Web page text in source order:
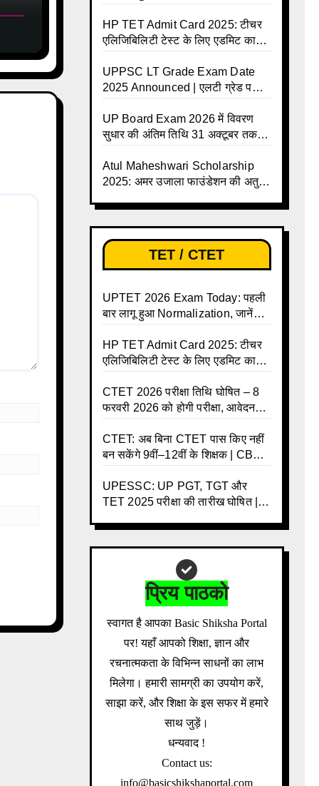
क्या होगा फायदा
HP TET Admit Card 2025: टीचर
एलिजिबिलिटी टेस्ट के लिए एडमिट कार्ड
UPPSC LT Grade Exam Date
2025 Announced | एलटी ग्रेड परीक्षा
जानिए पूरा टाइम टेबल
UP Board Exam 2026 में विवरण
सुधार की अंतिम तिथि 31 अक्टूबर तक
Atul Maheshwari Scholarship
2025: अमर उजाला फाउंडेशन की अतुल
ऑनलाइन आवेदन प्रक्रिया शुरू
TET / CTET
UPTET 2026 Exam Today: पहली
बार लागू हुआ Normalization, जानें
क्या होगा फायदा
HP TET Admit Card 2025: टीचर
एलिजिबिलिटी टेस्ट के लिए एडमिट कार्ड
CTET 2026 परीक्षा तिथि घोषित – 8
फरवरी 2026 को होगी परीक्षा, आवेदन
CTET: अब बिना CTET पास किए नहीं
बन सकेंगे 9वीं–12वीं के शिक्षक | CBSE
UPESSC: UP PGT, TGT और
TET 2025 परीक्षा की तारीख घोषित | 3
Download Admit Card Details
Inside
प्रिय पाठको
स्वागत है आपका Basic Shiksha Portal
पर! यहाँ आपको शिक्षा, ज्ञान और
रचनात्मकता के विभिन्न साधनों का लाभ
मिलेगा। हमारी सामग्री का उपयोग करें,
साझा करें, और शिक्षा के इस सफर में हमारे
साथ जुड़ें।
धन्यवाद !
Contact us:
info@basicshikshaportal.com